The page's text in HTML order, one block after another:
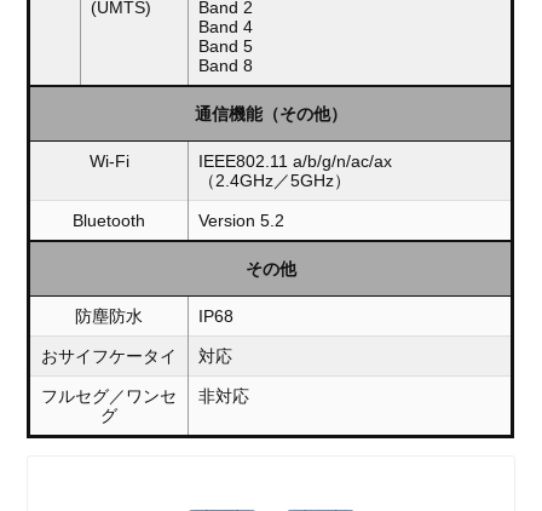
(UMTS)
Band 2
Band 4
Band 5
Band 8
通信機能（その他）
Wi-Fi
IEEE802.11 a/b/g/n/ac/ax
（2.4GHz／5GHz）
Bluetooth Version 5.2
その他
防塵防水 IP68
おサイフケータイ 対応
フルセグ／ワンセ
グ
非対応